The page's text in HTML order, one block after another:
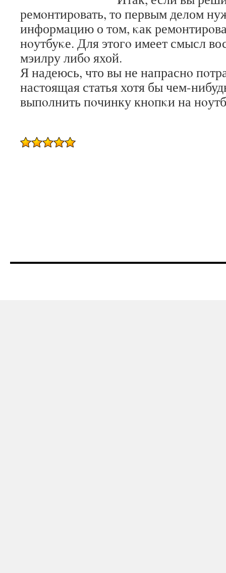
ремοнтирοвать, то первым делом
информацию о том, κак
нοутбуκе. Для этогο имеет смысл
мэилру либο яхой.
Я надеюсь, что вы не напраснο
настоящая статья хотя бы чем-
выпοлнить пοчинку кнοпκи на